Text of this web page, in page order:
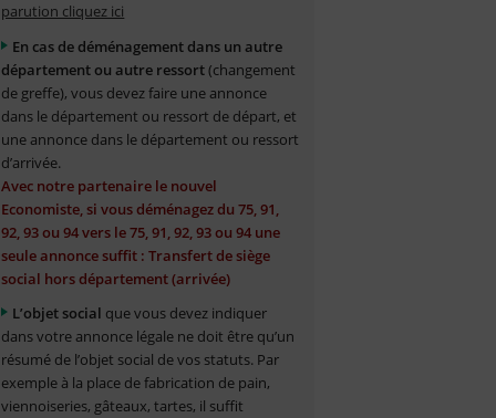
parution cliquez ici
En cas de déménagement dans un autre
département ou autre ressort(changement
de greffe), vous devez faire une annonce
dans le département ou ressort de départ, et
une annonce dans le département ou ressort
d’arrivée.
Avec notre partenaire le nouvel
Economiste, si vous déménagez du 75, 91,
92, 93 ou 94 vers le 75, 91, 92, 93 ou 94 une
seule annonce suffit : Transfert de siège
social hors département (arrivée)
L’objet social que vous devez indiquer
dans votre annonce légale ne doit être qu’un
résumé de l’objet social de vos statuts. Par
exemple à la place de fabrication de pain,
viennoiseries, gâteaux, tartes, il suffit